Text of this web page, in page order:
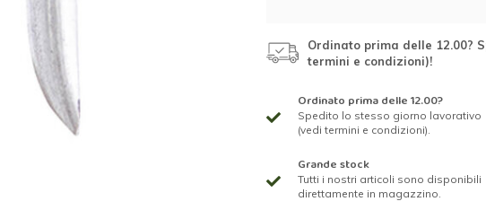
Ordinato prima delle 12.00?
termini e condizioni)!
Ordinato prima delle 12.00?
Spedito lo stesso giorno lavorativo
(vedi termini e condizioni).
Grande stock
Tutti i nostri articoli sono disponibili
direttamente in magazzino.